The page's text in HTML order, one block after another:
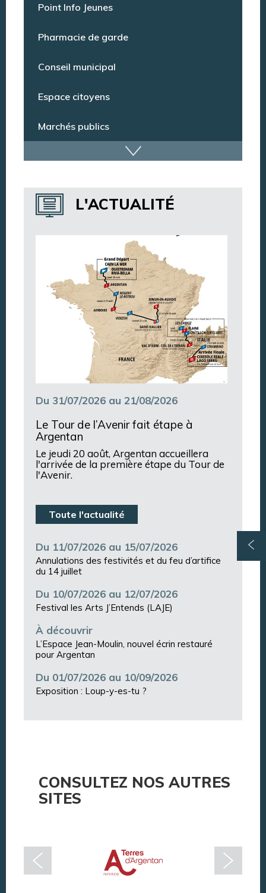
Point Info Jeunes
Pharmacie de garde
Conseil municipal
Espace citoyens
Marchés publics
Dispositif de vidéoprotection
Annuaire des services
Annuaire des associations
Argentan Aujourd’hui
L'ACTUALITÉ
Du 31/07/2026 au 21/08/2026
Le Tour de l’Avenir fait étape à
Argentan
Le jeudi 20 août, Argentan accueillera
l'arrivée de la première étape du Tour de
l'Avenir.
Toute l'actualité
Du 11/07/2026 au 15/07/2026
Annulations des festivités et du feu d’artifice
du 14 juillet
Du 10/07/2026 au 12/07/2026
Festival les Arts J’Entends (LAJE)
À découvrir
L’Espace Jean-Moulin, nouvel écrin restauré
pour Argentan
Du 01/07/2026 au 10/09/2026
Exposition : Loup-y-es-tu ?
CONSULTEZ NOS AUTRES
SITES